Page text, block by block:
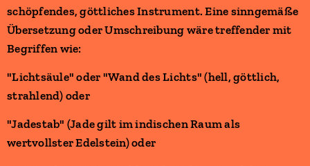
schöpfendes, göttliches Instrument. Eine sinngemäße
Übersetzung oder Umschreibung wäre treffender mit
Begriffen wie:
"Lichtsäule" oder "Wand des Lichts" (hell, göttlich,
strahlend) oder
"Jadestab" (Jade gilt im indischen Raum als
wertvollster Edelstein) oder